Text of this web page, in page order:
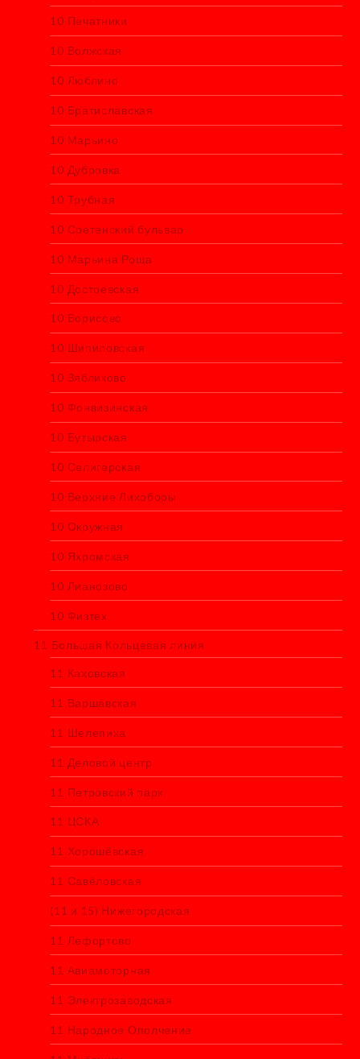
10 Печатники
10 Волжская
10 Люблино
10 Братиславская
10 Марьино
10 Дубровка
10 Трубная
10 Сретенский бульвар
10 Марьина Роща
10 Достоевская
10 Борисово
10 Шипиловская
10 Зябликово
10 Фонвизинская
10 Бутырская
10 Селигерская
10 Верхние Лихоборы
10 Окружная
10 Яхромская
10 Лианозово
10 Физтех
11 Большая Кольцевая линия
11 Каховская
11 Варшавская
11 Шелепиха
11 Деловой центр
11 Петровский парк
11 ЦСКА
11 Хорошёвская
11 Савёловская
(11 и 15) Нижегородская
11 Лефортово
11 Авиамоторная
11 Электрозаводская
11 Народное Ополчение